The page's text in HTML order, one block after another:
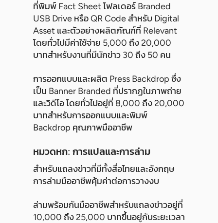
ที่พิมพ์ Fact Sheet โฟลเดอร์ Branded
USB Drive หรือ QR Code สำหรับ Digital
Asset และตัวอย่างผลิตภัณฑ์ที่ Relevant
โดยทั่วไปมีค่าใช้จ่าย 5,000 ถึง 20,000
บาทสำหรับงานที่มีนักข่าว 30 ถึง 50 คน
การออกแบบและผลิต Press Backdrop ซึ่ง
เป็น Banner Branded ที่ปรากฏในภาพถ่าย
และวิดีโอ โดยทั่วไปอยู่ที่ 8,000 ถึง 20,000
บาทสำหรับการออกแบบและพิมพ์
Backdrop คุณภาพมืออาชีพ
หมวดหก: การแปลและการล่าม
สำหรับแถลงข่าวที่มีทั้งสื่อไทยและอังกฤษ
การล่ามมืออาชีพคุ้มค่าต่อการวางงบ
ล่ามพร้อมกันมืออาชีพสำหรับแถลงข่าวอยู่ที่
10,000 ถึง 25,000 บาทขึ้นอยู่กับระยะเวลา